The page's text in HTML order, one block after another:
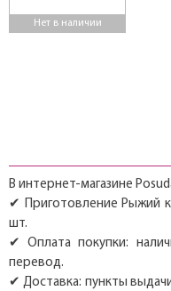
Нет в наличии
В интернет-магазине
✔ Приготовление Рыжий
шт.
✔ Оплата покупки:
перевод.
✔ Доставка: пункты